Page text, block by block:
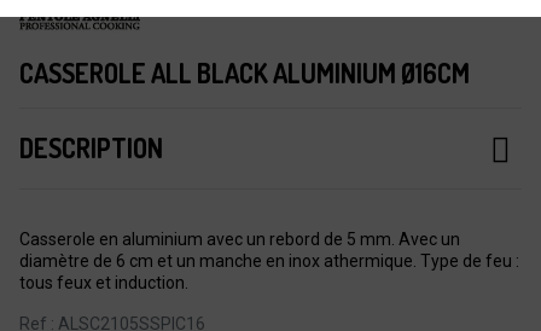
CASSEROLE ALL BLACK ALUMINIUM Ø16CM
DESCRIPTION
Casserole en aluminium avec un rebord de 5 mm. Avec un
diamètre de 6 cm et un manche en inox athermique. Type de feu :
tous feux et induction.
Ref : ALSC2105SSPIC16